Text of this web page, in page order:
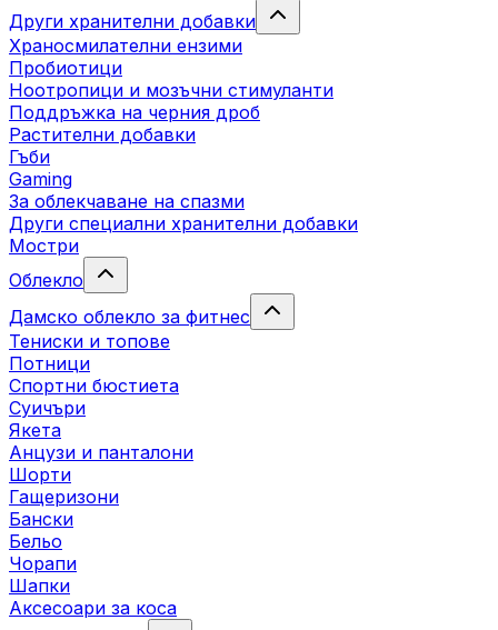
Други хранителни добавки
Храносмилателни ензими
Пробиотици
Ноотропици и мозъчни стимуланти
Поддръжка на черния дроб
Растителни добавки
Гъби
Gaming
За облекчаване на спазми
Други специални хранителни добавки
Мостри
Облекло
Дамско облекло за фитнес
Тениски и топове
Потници
Спортни бюстиета
Суичъри
Якета
Aнцузи и панталони
Шорти
Гащеризони
Бански
Бельо
Чорапи
Шапки
Аксесоари за коса